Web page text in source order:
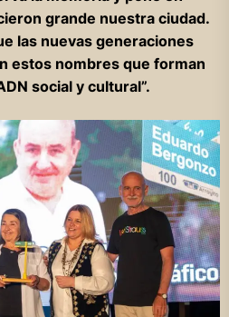
grande nuestra ciudad.
las nuevas generaciones
estos nombres que forman
social y cultural”.